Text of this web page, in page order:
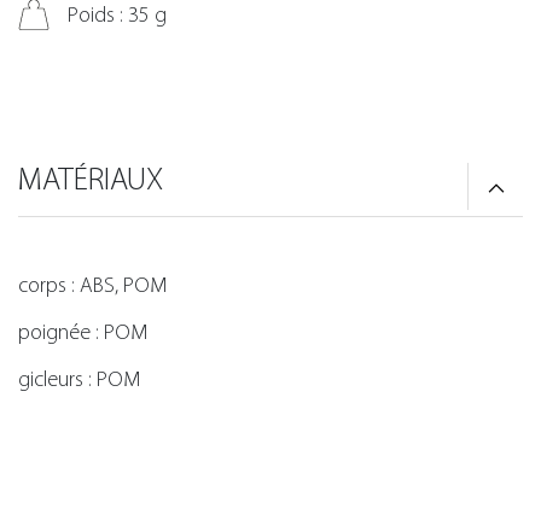
Poids : 35 g
MATÉRIAUX
corps : ABS, POM
poignée : POM
gicleurs : POM